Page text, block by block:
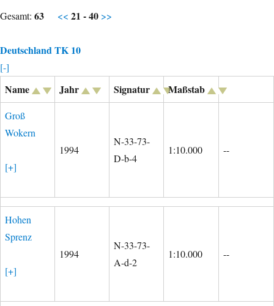
Gesamt: 63 << 21 - 40 >>
Deutschland TK 10
[-]
Name Jahr Signatur Maßstab
Groß
Wokern
[+]
1994
N-33-73-
D-b-4
1:10.000 --
Hohen
Sprenz
[+]
1994
N-33-73-
A-d-2
1:10.000 --